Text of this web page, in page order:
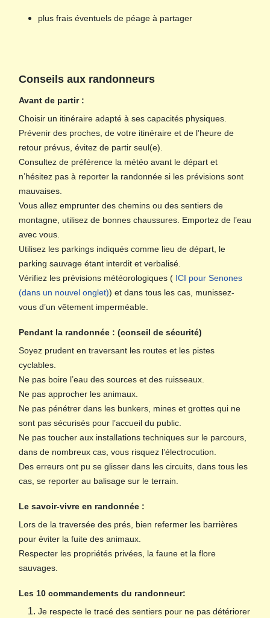
plus frais éventuels de péage à partager
Conseils aux randonneurs
Avant de partir :
Choisir un itinéraire adapté à ses capacités physiques.
Prévenir des proches, de votre itinéraire et de l’heure de
retour prévus, évitez de partir seul(e).
Consultez de préférence la météo avant le départ et
n’hésitez pas à reporter la randonnée si les prévisions sont
mauvaises.
Vous allez emprunter des chemins ou des sentiers de
montagne, utilisez de bonnes chaussures. Emportez de l’eau
avec vous.
Utilisez les parkings indiqués comme lieu de départ, le
parking sauvage étant interdit et verbalisé.
Vérifiez les prévisions météorologiques ( ICI pour Senones
(dans un nouvel onglet)) et dans tous les cas, munissez-
vous d’un vêtement imperméable.
Pendant la randonnée : (conseil de sécurité)
Soyez prudent en traversant les routes et les pistes
cyclables.
Ne pas boire l’eau des sources et des ruisseaux.
Ne pas approcher les animaux.
Ne pas pénétrer dans les bunkers, mines et grottes qui ne
sont pas sécurisés pour l’accueil du public.
Ne pas toucher aux installations techniques sur le parcours,
dans de nombreux cas, vous risquez l’électrocution.
Des erreurs ont pu se glisser dans les circuits, dans tous les
cas, se reporter au balisage sur le terrain.
Le savoir-vivre en randonnée :
Lors de la traversée des prés, bien refermer les barrières
pour éviter la fuite des animaux.
Respecter les propriétés privées, la faune et la flore
sauvages.
Les 10 commandements du randonneur:
Je respecte le tracé des sentiers pour ne pas détériorer